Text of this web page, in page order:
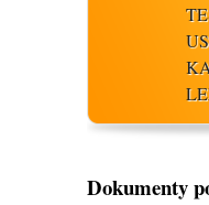
Dokumenty